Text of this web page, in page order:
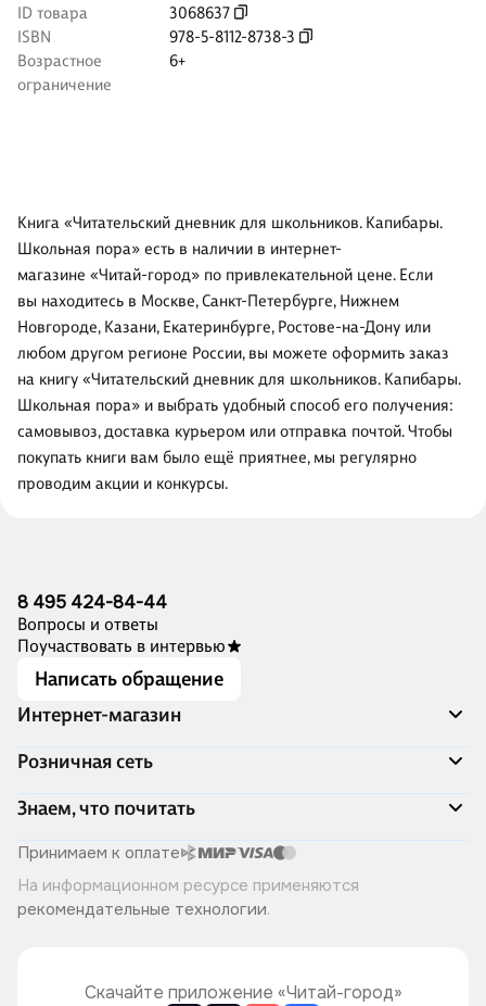
ID товара
3068637
ISBN
978-5-8112-8738-3
Возрастное
ограничение
6+
Книга «Читательский дневник для школьников. Капибары.
Школьная пора» есть в наличии в интернет-
магазине «Читай-город» по привлекательной цене. Если
вы находитесь в Москве, Санкт-Петербурге, Нижнем
Новгороде, Казани, Екатеринбурге, Ростове-на-Дону или
любом другом регионе России, вы можете оформить заказ
на книгу «Читательский дневник для школьников. Капибары.
Школьная пора» и выбрать удобный способ его получения:
самовывоз, доставка курьером или отправка почтой. Чтобы
покупать книги вам было ещё приятнее, мы регулярно
проводим акции и конкурсы.
8 495 424-84-44
Вопросы и ответы
Поучаствовать в интервью
Написать обращение
Интернет-магазин
Акции
Доставка и оплата
Программа лояльности
Подарочные сертификаты
Правила продажи
Политика конфиденциальности
Розничная сеть
Адреса магазинов
Книжный Дозор
О компании
Читай-город для бизнеса
Хотите у нас работать?
Знаем, что почитать
Скоро в продаже
Лучшие из лучших
Читай-журнал
Принимаем к оплате
На информационном ресурсе применяются
рекомендательные технологии.
Скачайте приложение «Читай-город»